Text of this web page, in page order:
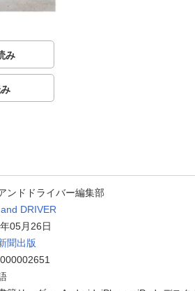
み
ンドドライバー編集部
DRIVER
05月26日
聞出版